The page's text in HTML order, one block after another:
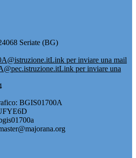
Seriate (BG)
Link per inviare una mail
Link per inviare una
BGIS01700A